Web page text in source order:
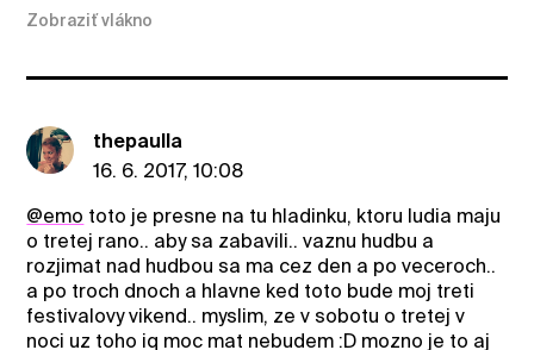
Zobraziť vlákno
thepaulla
16. 6. 2017, 10:08
@emo toto je presne na tu hladinku, ktoru ludia maju
o tretej rano.. aby sa zabavili.. vaznu hudbu a
rozjimat nad hudbou sa ma cez den a po veceroch..
a po troch dnoch a hlavne ked toto bude moj treti
festivalovy vikend.. myslim, ze v sobotu o tretej v
noci uz toho iq moc mat nebudem :D mozno je to aj